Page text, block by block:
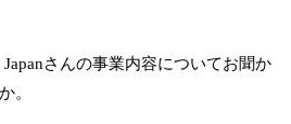
Japanさんの事業内容についてお聞か
。